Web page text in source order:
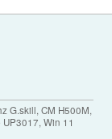
G.skill, CM H500M,
Win 11